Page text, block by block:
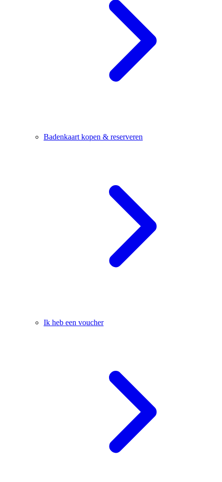
Badenkaart kopen & reserveren
Ik heb een voucher